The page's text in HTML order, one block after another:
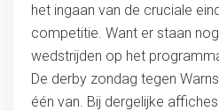
het ingaan van de cruciale
competitie. Want er staan
wedstrijden op het
De derby zondag tegen
één van. Bij dergelijke